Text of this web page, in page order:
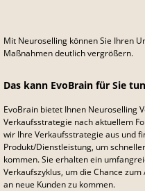
Mit Neuroselling können Sie Ihren
Maßnahmen deutlich vergrößern.
Das kann EvoBrain für Sie tun
EvoBrain bietet Ihnen Neuroselling
Verkaufsstrategie nach aktuellem
wir Ihre Verkaufsstrategie aus und
Produkt/Dienstleistung, um
kommen. Sie erhalten ein
Verkaufszyklus, um die Chance
an neue Kunden zu kommen.